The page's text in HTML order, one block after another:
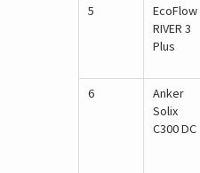
5
EcoFlow
RIVER 3
Plus
6
Anker
Solix
C300 DC